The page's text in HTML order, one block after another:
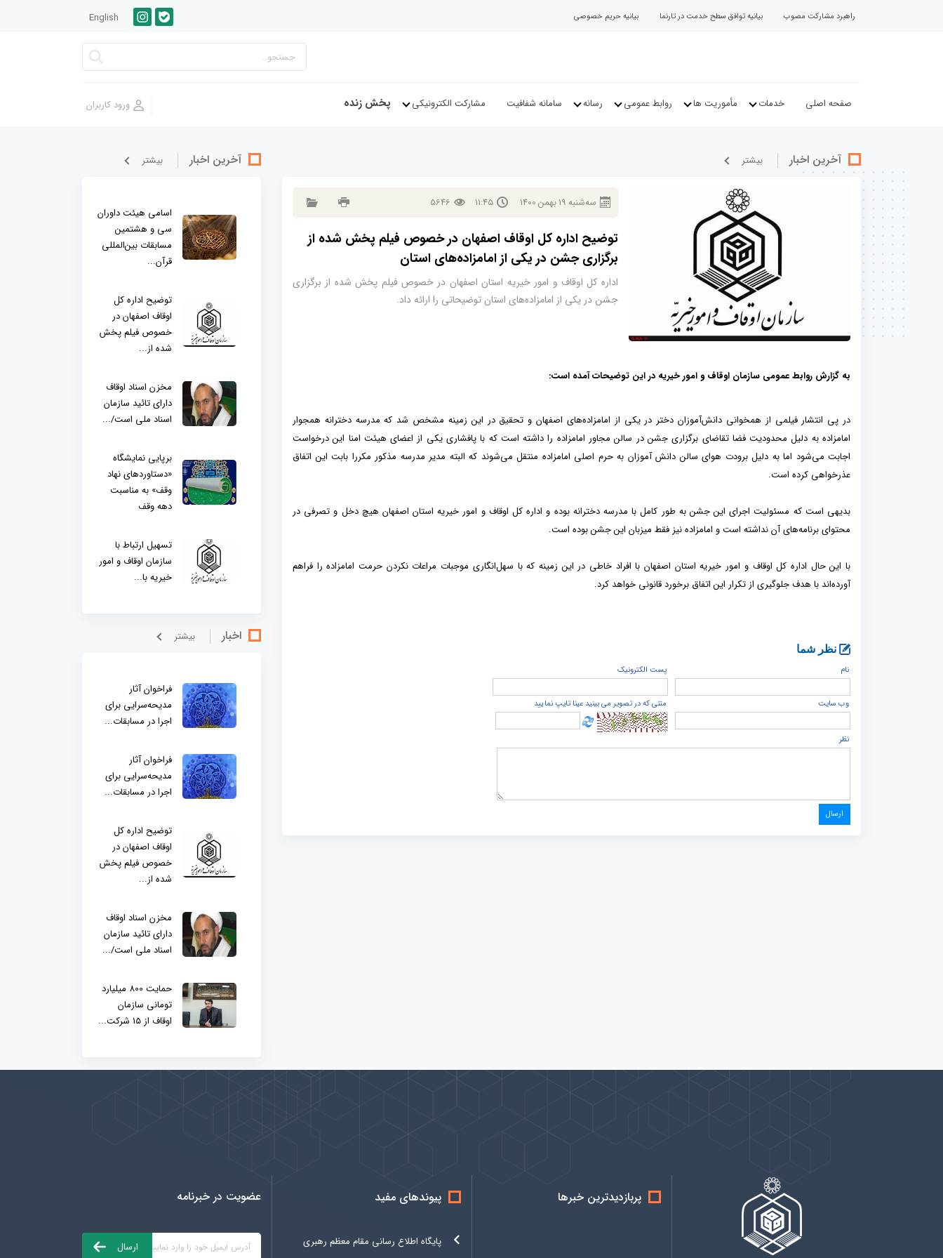
راهبرد مشارکت مصوب بیانیه توافق سطح خدمت در تارنما بیانیه حریم خصوصی English
صفحه اصلی خدمات مأموریت ها روابط عمومی رسانه سامانه شفافیت مشارکت الکترونیکی پخش زنده
آخرین اخبار بيشتر
سه‌شنبه19بهمن1400
11:45
5646
توضیح اداره کل اوقاف اصفهان در خصوص فیلم پخش شده از
برگزاری جشن در یکی از امامزاده‌های استان
اداره کل اوقاف و امور خیریه استان اصفهان در خصوص فیلم پخش شده از برگزاری
جشن در یکی از امامزاده‌های استان توضیحاتی را ارائه داد.
به گزارش روابط عمومی سازمان اوقاف و امور خیریه در این توضیحات آمده است:
در پی انتشار فیلمی از همخوانی دانش‌آموزان دختر در یکی از امامزاده‌های اصفهان و تحقیق در این زمینه مشخص شد که مدرسه دخترانه همجوار
امامزاده به دلیل محدودیت فضا تقاضای برگزاری جشن در سالن مجاور امامزاده را داشته است که با پافشاری یکی از اعضای هیئت امنا این درخواست
اجابت می‌شود اما به دلیل برودت هوای سالن دانش آموزان به حرم اصلی امامزاده منتقل می‌شوند که البته مدیر مدرسه مذکور مکررا بابت این اتفاق
عذرخواهی کرده است.
بدیهی است که مسئولیت اجرای این جشن به طور کامل با مدرسه دخترانه بوده و اداره کل اوقاف و امور خیریه استان اصفهان هیچ دخل و تصرفی در
محتوای برنامه‌های آن نداشته است و امامزاده نیز فقط میزبان این جشن بوده است.
با این حال اداره کل اوقاف و امور خیریه استان اصفهان با افراد خاطی در این زمینه که با سهل‌انگاری موجبات مراعات نکردن حرمت امامزاده را فراهم
آورده‌اند با هدف جلوگیری از تکرار این اتفاق برخورد قانونی خواهد کرد.
نظر شما
نام
پست الكترونيک
وب سایت متنی که در تصویر می بینید عینا تایپ نمایید
نظر
آخرین اخبار بيشتر
اسامی هیئت داوران
سی و هشتمین
مسابقات بین‌المللی
قرآن...
توضیح اداره کل
اوقاف اصفهان در
خصوص فیلم پخش
شده از...
مخزن اسناد اوقاف
دارای تائید سازمان
اسناد ملی است/...
برپایی نمایشگاه
«دستاوردهای نهاد
وقف» به مناسبت
دهه وقف
تسهیل ارتباط با
سازمان اوقاف و امور
خیریه با...
اخبار بيشتر
فراخوان آثار
مدیحه‌سرایی برای
اجرا در مسابقات...
فراخوان آثار
مدیحه‌سرایی برای
اجرا در مسابقات...
توضیح اداره کل
اوقاف اصفهان در
خصوص فیلم پخش
شده از...
مخزن اسناد اوقاف
دارای تائید سازمان
اسناد ملی است/...
حمایت 800 میلیارد
تومانی سازمان
اوقاف از 15 شرکت...
پربازدیدترین خبرها پیوندهای مفید
پایگاه اطلاع رسانی مقام معظم رهبری
عضویت در خبرنامه